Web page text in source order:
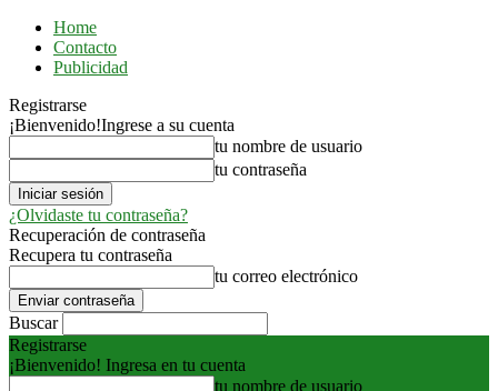
Home
Contacto
Publicidad
Registrarse
¡Bienvenido!Ingrese a su cuenta
tu nombre de usuario
tu contraseña
¿Olvidaste tu contraseña?
Recuperación de contraseña
Recupera tu contraseña
tu correo electrónico
Buscar
Registrarse
¡Bienvenido! Ingresa en tu cuenta
tu nombre de usuario